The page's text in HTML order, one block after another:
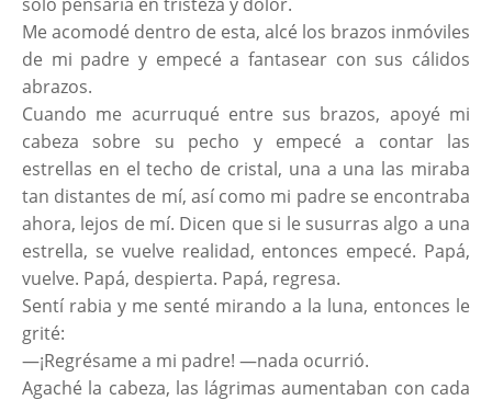
Me acomodé dentro de esta, alcé los brazos inmóviles
de mi padre y empecé a fantasear con sus cálidos
abrazos.
Cuando me acurruqué entre sus brazos, apoyé mi
cabeza sobre su pecho y empecé a contar las
estrellas en el techo de cristal, una a una las miraba
tan distantes de mí, así como mi padre se encontraba
ahora, lejos de mí. Dicen que si le susurras algo a una
estrella, se vuelve realidad, entonces empecé. Papá,
vuelve. Papá, despierta. Papá, regresa.
Sentí rabia y me senté mirando a la luna, entonces le
grité:
—¡Regrésame a mi padre! —nada ocurrió.
Agaché la cabeza, las lágrimas aumentaban con cada